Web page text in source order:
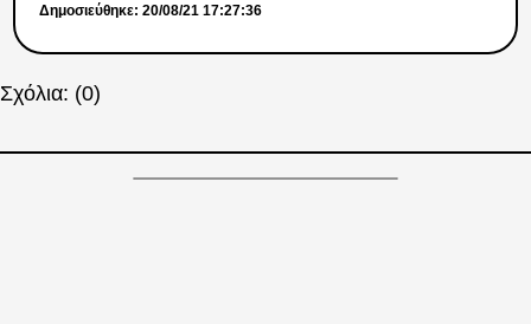
Δημοσιεύθηκε: 20/08/21 17:27:36
Σχόλια: (0)